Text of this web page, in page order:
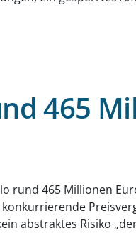
465
rund 465 Millionen
abstraktes Risiko